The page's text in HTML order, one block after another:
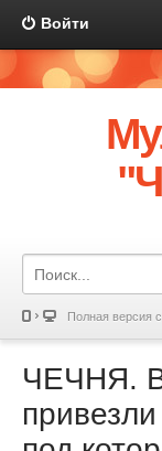
Войти
Полная версия
ЧЕЧНЯ. В